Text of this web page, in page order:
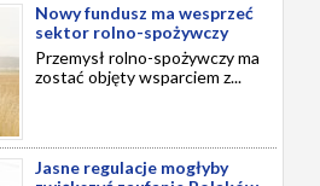
Nowy fundusz ma wesprzeć
sektor rolno-spożywczy
Przemysł rolno-spożywczy ma
zostać objęty wsparciem z...
Jasne regulacje mogłyby